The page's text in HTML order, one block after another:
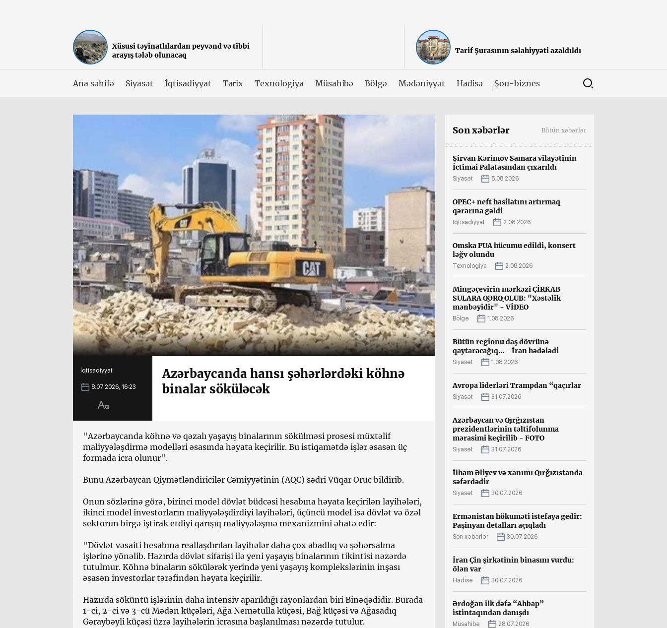
Xüsusi təyinatlılardan peyvənd və tibbi
arayış tələb olunacaq
Tarif Şurasının səlahiyyəti azaldıldı
Ana səhifə Siyasət İqtisadiyyat Tarix Texnologiya Müsahibə Bölgə Mədəniyyət Hadisə Şou-biznes
İqtisadiyyat
8.07.2026, 16:23
Azərbaycanda hansı şəhərlərdəki köhnə
binalar söküləcək
"Azərbaycanda köhnə və qəzalı yaşayış binalarının sökülməsi prosesi müxtəlif
maliyyələşdirmə modelləri əsasında həyata keçirilir. Bu istiqamətdə işlər əsasən üç
formada icra olunur".
Bunu Azərbaycan Qiymətləndiricilər Cəmiyyətinin (AQC) sədri Vüqar Oruc bildirib.
Onun sözlərinə görə, birinci model dövlət büdcəsi hesabına həyata keçirilən layihələri,
ikinci model investorların maliyyələşdirdiyi layihələri, üçüncü model isə dövlət və özəl
sektorun birgə iştirak etdiyi qarışıq maliyyələşmə mexanizmini əhatə edir:
"Dövlət vəsaiti hesabına reallaşdırılan layihələr daha çox abadlıq və şəhərsalma
işlərinə yönəlib. Hazırda dövlət sifarişi ilə yeni yaşayış binalarının tikintisi nəzərdə
tutulmur. Köhnə binaların sökülərək yerində yeni yaşayış komplekslərinin inşası
əsasən investorlar tərəfindən həyata keçirilir.
Hazırda söküntü işlərinin daha intensiv aparıldığı rayonlardan biri Binəqədidir. Burada
1-ci, 2-ci və 3-cü Mədən küçələri, Ağa Nemətulla küçəsi, Bağ küçəsi və Ağasadıq
Gəraybəyli küçəsi üzrə layihələrin icrasına başlanılması nəzərdə tutulur.
Son xəbərlər Bütün xəbərlər
Şirvan Kərimov Samara vilayətinin
İctimai Palatasından çıxarıldı
Siyasət 5.08.2026
OPEC+ neft hasilatını artırmaq
qərarına gəldi
İqtisadiyyat 2.08.2026
Omska PUA hücumu edildi, konsert
ləğv olundu
Texnologiya 2.08.2026
Mingəçevirin mərkəzi ÇİRKAB
SULARA QƏRQ OLUB: "Xəstəlik
mənbəyidir" - VİDEO
Bölgə 1.08.2026
Bütün regionu daş dövrünə
qaytaracağıq... - İran hədələdi
Siyasət 1.08.2026
Avropa liderləri Trampdan “qaçırlar
Siyasət 31.07.2026
Azərbaycan və Qırğızıstan
prezidentlərinin təltifolunma
mərasimi keçirilib - FOTO
Siyasət 31.07.2026
İlham Əliyev və xanımı Qırğızıstanda
səfərdədir
Siyasət 30.07.2026
Ermənistan hökuməti istefaya gedir:
Paşinyan detalları açıqladı
Son xəbərlər 30.07.2026
İran Çin şirkətinin binasını vurdu:
ölən var
Hadisə 30.07.2026
Ərdoğan ilk dəfə “Ahbap”
istintaqından danışdı
Müsahibə 28.07.2026